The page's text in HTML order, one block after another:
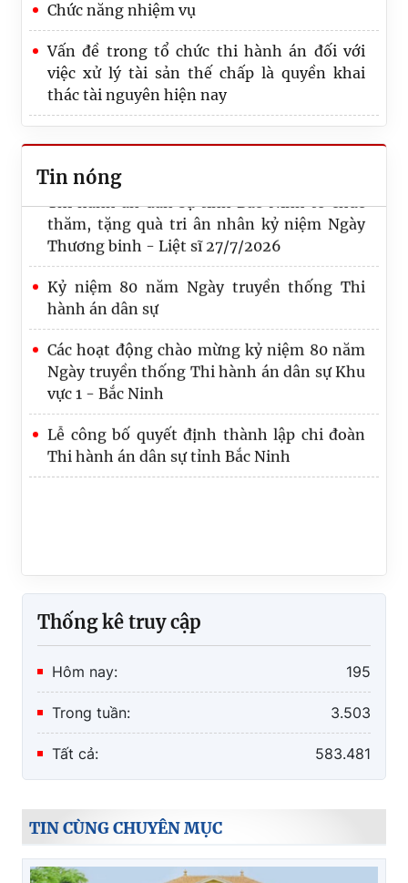
Chức năng nhiệm vụ
Vấn đề trong tổ chức thi hành án đối với
việc xử lý tài sản thế chấp là quyền khai
thác tài nguyên hiện nay
Tin nóng
Thi hành án dân sự tỉnh Bắc Ninh đăng tải
Lịch công tác của Lãnh đạo THADS tỉnh
tuần 32/2026 (Từ ngày 03/8/2026 đến ngày
07/8/2026).
Thi hành án dân sự tỉnh Bắc Ninh tổ chức
thăm, tặng quà tri ân nhân kỷ niệm Ngày
Thương binh - Liệt sĩ 27/7/2026
Kỷ niệm 80 năm Ngày truyền thống Thi
hành án dân sự
Các hoạt động chào mừng kỷ niệm 80 năm
Ngày truyền thống Thi hành án dân sự Khu
vực 1 - Bắc Ninh
Lễ công bố quyết định thành lập chi đoàn
Thi hành án dân sự tỉnh Bắc Ninh
Thống kê truy cập
Hôm nay: 195
Trong tuần: 3.503
Tất cả: 583.481
TIN CÙNG CHUYÊN MỤC